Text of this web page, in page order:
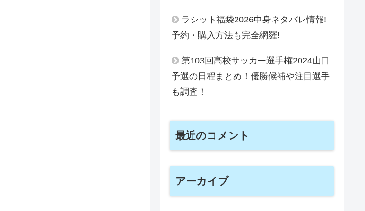
ラシット福袋2026中身ネタバレ情報!
予約・購入方法も完全網羅!
第103回高校サッカー選手権2024山口
予選の日程まとめ！優勝候補や注目選手
も調査！
最近のコメント
アーカイブ